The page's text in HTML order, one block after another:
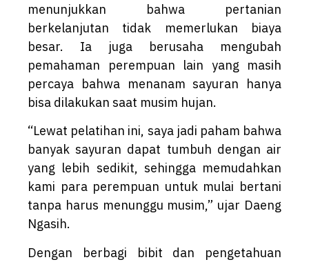
menunjukkan bahwa pertanian
berkelanjutan tidak memerlukan biaya
besar. Ia juga berusaha mengubah
pemahaman perempuan lain yang masih
percaya bahwa menanam sayuran hanya
bisa dilakukan saat musim hujan.
“Lewat pelatihan ini, saya jadi paham bahwa
banyak sayuran dapat tumbuh dengan air
yang lebih sedikit, sehingga memudahkan
kami para perempuan untuk mulai bertani
tanpa harus menunggu musim,” ujar Daeng
Ngasih.
Dengan berbagi bibit dan pengetahuan